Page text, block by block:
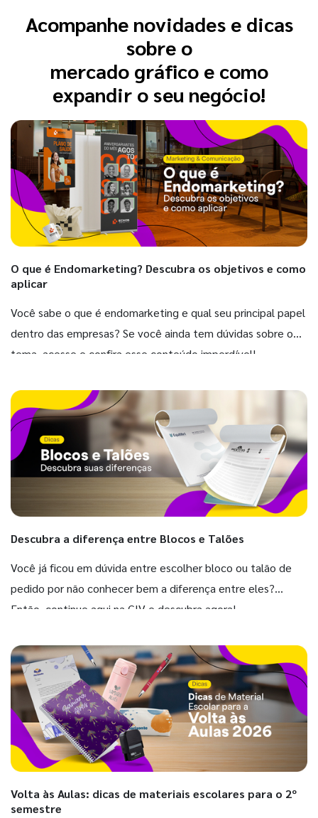
Acompanhe novidades e dicas
sobre o
mercado gráfico e como
expandir o seu negócio!
O que é Endomarketing? Descubra os objetivos e como
aplicar
Você sabe o que é endomarketing e qual seu principal papel
dentro das empresas? Se você ainda tem dúvidas sobre o
tema, acesse e confira esse conteúdo imperdível!
Descubra a diferença entre Blocos e Talões
Você já ficou em dúvida entre escolher bloco ou talão de
pedido por não conhecer bem a diferença entre eles?
Então, continue aqui na GIV e descubra agora!
Volta às Aulas: dicas de materiais escolares para o 2º
semestre